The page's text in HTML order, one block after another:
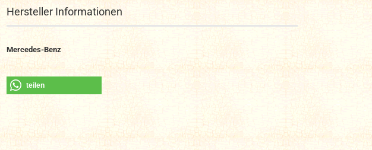
Hersteller Informationen
Mercedes-Benz
teilen